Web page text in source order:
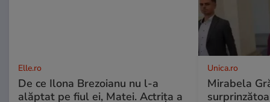
Elle.ro
De ce Ilona Brezoianu nu l-a
alăptat pe fiul ei, Matei. Actrița a
Unica.ro
Mirabela